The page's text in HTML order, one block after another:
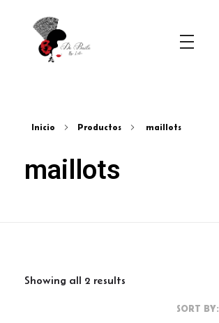
Inicio Productos maillots
maillots
Showing all 2 results
SORT BY: